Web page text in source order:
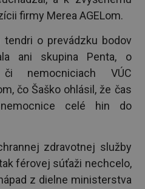
firmy Merea AGELom.
o prevádzku bodov
ani skupina Penta, o
nemocniciach VÚC
čo Šaško ohlásil, že čas
celé hin do
zdravotnej služby
férovej súťaži nechcelo,
z dielne ministerstva